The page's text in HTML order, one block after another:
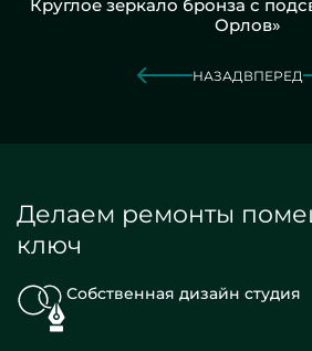
Круглое зеркало бронза с
Орлов»
НАЗАД ВПЕРЕД
Делаем ремонты
ключ
Собственная дизайн студия